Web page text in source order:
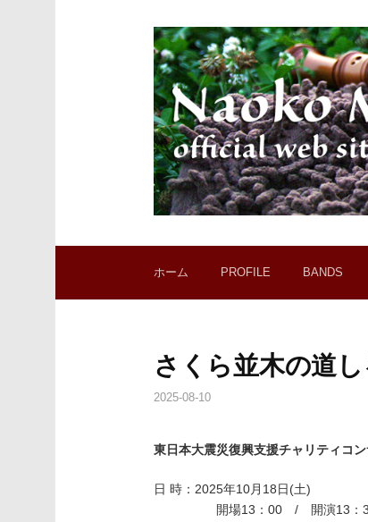
ホーム PROFILE BANDS
さくら並木の道
2025-08-10
東日本大震災復興支援チャリティコン
日 時：2025年10月18日(土)
開場13：00 / 開演13：